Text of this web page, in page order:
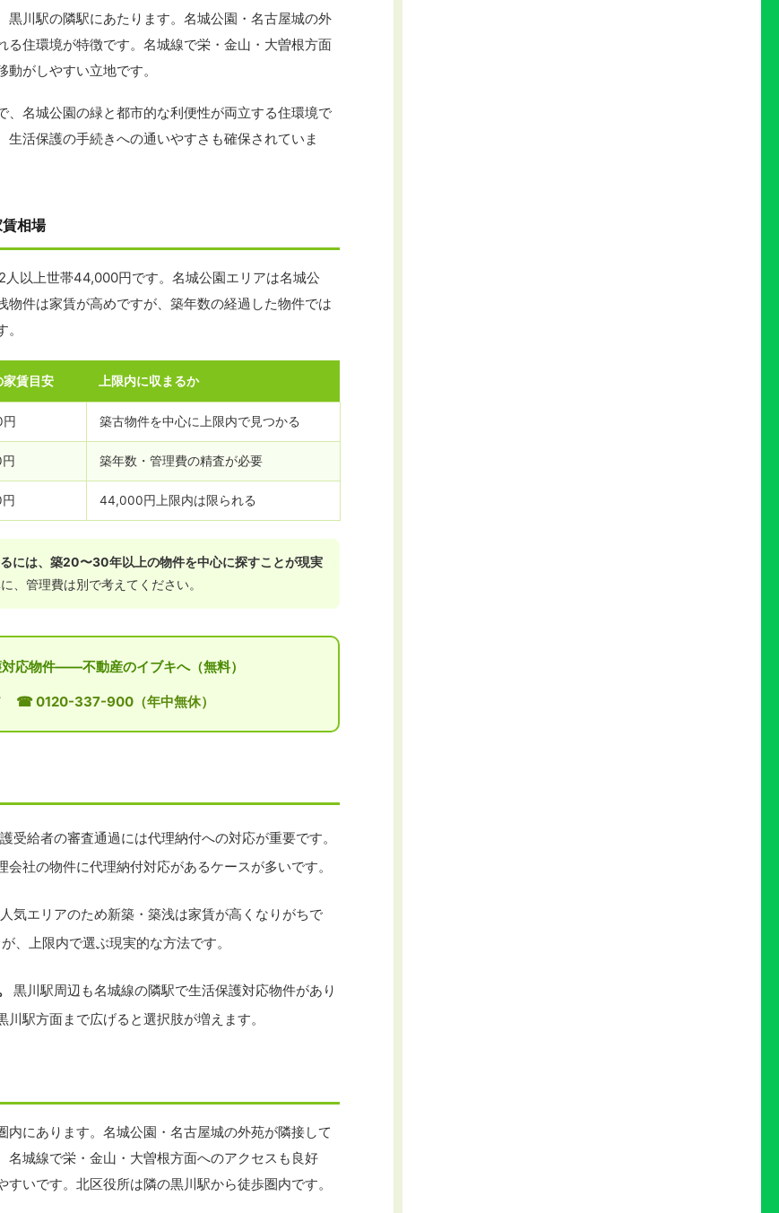
川駅の隣駅にあたります。名城公園・名古屋城の外
住環境が特徴です。名城線で栄・金山・大曽根方面
がしやすい立地です。
名城公園の緑と都市的な利便性が両立する住環境で
活保護の手続きへの通いやすさも確保されていま
相場
以上世帯44,000円です。名城公園エリアは名城公
件は家賃が高めですが、築年数の経過した物件では
家賃目安 上限内に収まるか
築古物件を中心に上限内で見つかる
築年数・管理費の精査が必要
44,000円上限内は限られる
には、築20〜30年以上の物件を中心に探すことが現実
、管理費は別で考えてください。
応物件——不動産のイブキへ（無料）
☎ 0120-337-900（年中無休）
受給者の審査通過には代理納付への対応が重要です。
社の物件に代理納付対応があるケースが多いです。
気エリアのため新築・築浅は家賃が高くなりがちで
、上限内で選ぶ現実的な方法です。
黒川駅周辺も名城線の隣駅で生活保護対応物件があり
駅方面まで広げると選択肢が増えます。
にあります。名城公園・名古屋城の外苑が隣接して
城線で栄・金山・大曽根方面へのアクセスも良好
いです。北区役所は隣の黒川駅から徒歩圏内です。